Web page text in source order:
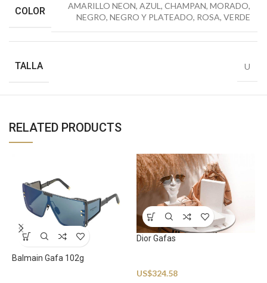
COLOR AMARILLO NEON,AZUL,CHAMPAN,MORADO,
NEGRO,NEGRO Y PLATEADO, ROSA,VERDE
TALLA U
RELATED PRODUCTS
Balmain Gafa 102g
Dior Gafas
US$324.58